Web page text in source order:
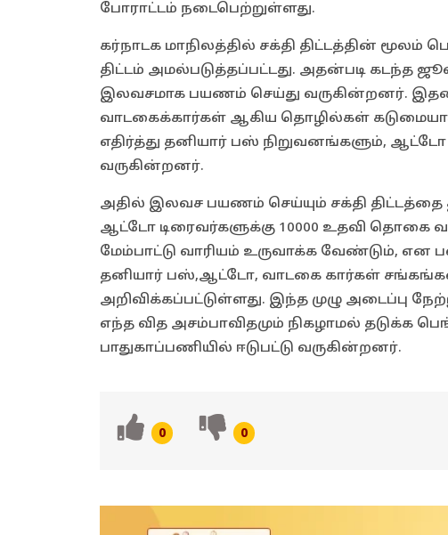
போராட்டம் நடைபெற்றுள்ளது.
கர்நாடக மாநிலத்தில் சக்தி திட்டத்தின்
திட்டம் அமல்படுத்தப்பட்டது. அதன்படி கடந்த
இலவசமாக பயணம் செய்து வருகின்றனர்.
வாடகைக்கார்கள் ஆகிய தொழில்கள்
எதிர்த்து தனியார் பஸ் நிறுவனங்களும், ஆட்டோ
வருகின்றனர்.
அதில் இலவச பயணம் செய்யும் சக்தி திட்டத்தை
ஆட்டோ டிரைவர்களுக்கு 10000 உதவி தொகை
மேம்பாட்டு வாரியம் உருவாக்க வேண்டும்,
தனியார் பஸ்,ஆட்டோ, வாடகை கார்கள்
அறிவிக்கப்பட்டுள்ளது. இந்த முழு அடைப்பு
எந்த வித அசம்பாவிதமும் நிகழாமல் தடுக்க
பாதுகாப்பணியில் ஈடுபட்டு வருகின்றனர்.
0 0